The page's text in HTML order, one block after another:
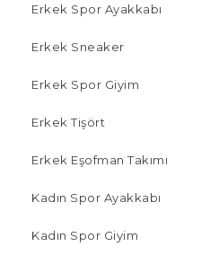
Erkek Spor Ayakkabı
Erkek Sneaker
Erkek Spor Giyim
Erkek Tişört
Erkek Eşofman Takımı
Kadın Spor Ayakkabı
Kadın Spor Giyim